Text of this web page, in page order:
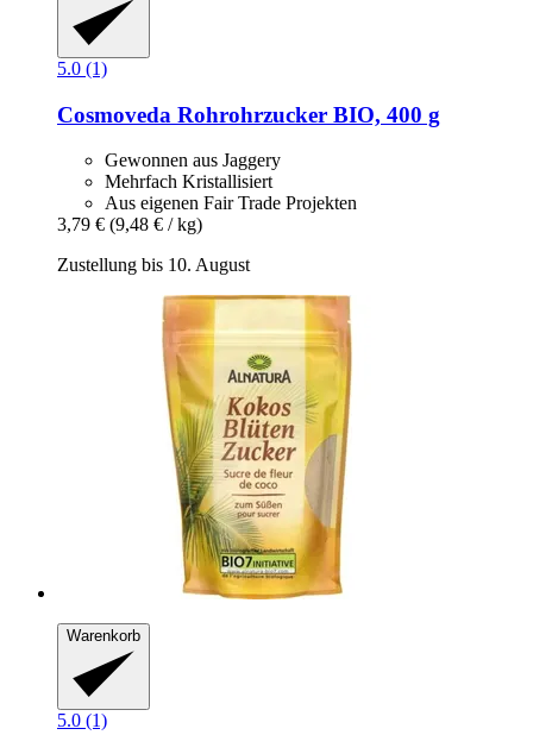
5.0 (1)
Cosmoveda Rohrohrzucker BIO, 400 g
Gewonnen aus Jaggery
Mehrfach Kristallisiert
Aus eigenen Fair Trade Projekten
3,79 € (9,48 € / kg)
Zustellung bis 10. August
Warenkorb
5.0 (1)